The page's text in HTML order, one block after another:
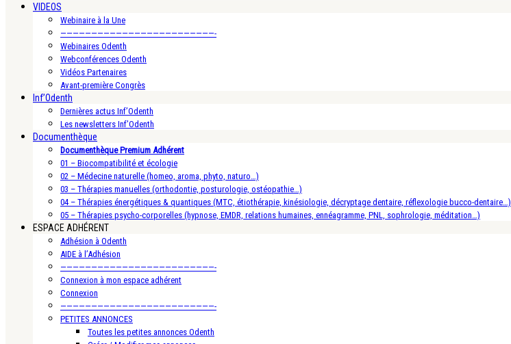
VIDEOS
Webinaire à la Une
—————————————————————————-
Webinaires Odenth
Webconférences Odenth
Vidéos Partenaires
Avant-première Congrès
Inf’Odenth
Dernières actus Inf’Odenth
Les newsletters Inf’Odenth
Documenthèque
Documenthèque Premium Adhérent
01 – Biocompatibilité et écologie
02 – Médecine naturelle (homeo, aroma, phyto, naturo…)
03 – Thérapies manuelles (orthodontie, posturologie, ostéopathie…)
04 – Thérapies énergétiques & quantiques (MTC, étiothérapie, kinésiologie, décryptage dentaire, réflexologie bucco-dentaire…)
05 – Thérapies psycho-corporelles (hypnose, EMDR, relations humaines, ennéagramme, PNL, sophrologie, méditation…)
ESPACE ADHÉRENT
Adhésion à Odenth
AIDE à l’Adhésion
—————————————————————————-
Connexion à mon espace adhérent
Connexion
—————————————————————————-
PETITES ANNONCES
Toutes les petites annonces Odenth